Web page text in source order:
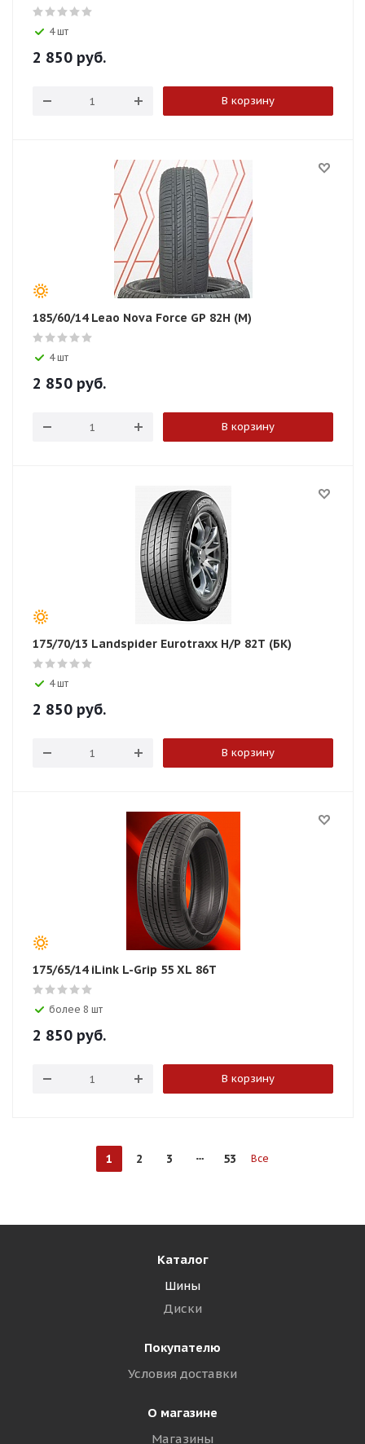
4 шт
2 850 руб.
В корзину
185/60/14 Leao Nova Force GP 82H (M)
4 шт
2 850 руб.
В корзину
175/70/13 Landspider Eurotraxx H/P 82T (БК)
4 шт
2 850 руб.
В корзину
175/65/14 iLink L-Grip 55 XL 86T
более 8 шт
2 850 руб.
В корзину
1 2 3 53 Все
Каталог
Шины
Диски
Покупателю
Условия доставки
О магазине
Магазины